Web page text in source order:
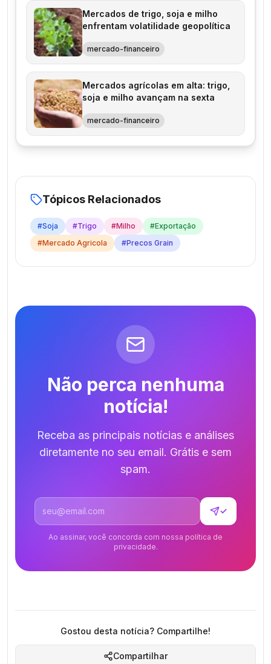
Mercados de trigo, soja e milho
enfrentam volatilidade geopolítica
mercado-financeiro
Mercados agrícolas em alta: trigo,
soja e milho avançam na sexta
mercado-financeiro
Tópicos Relacionados
#Soja #Trigo #Milho #Exportação
#Mercado Agricola #Precos Grain
Não perca nenhuma
notícia!
Receba as principais notícias e análises
diretamente no seu email. Grátis e sem
spam.
Endereço de email
✓
Ao assinar, você concorda com nossa política de
privacidade.
Gostou desta notícia? Compartilhe!
Compartilhar